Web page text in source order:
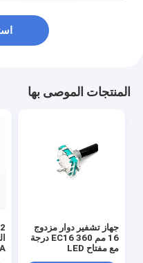
المنتجات الموصى بها
جهاز تشفير دوار مزدوج
16 مم EC16 360 درجة
مع مفتاح LED